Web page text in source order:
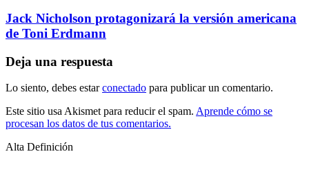
Jack Nicholson protagonizará la versión americana
de Toni Erdmann
Deja una respuesta
Lo siento, debes estarconectado para publicar un comentario.
Este sitio usa Akismet para reducir el spam. Aprende cómo se
procesan los datos de tus comentarios.
Alta Definición